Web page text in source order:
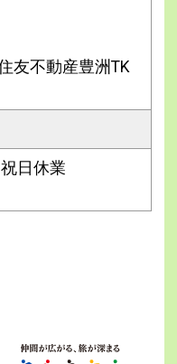
友不動産豊洲TK
日休業